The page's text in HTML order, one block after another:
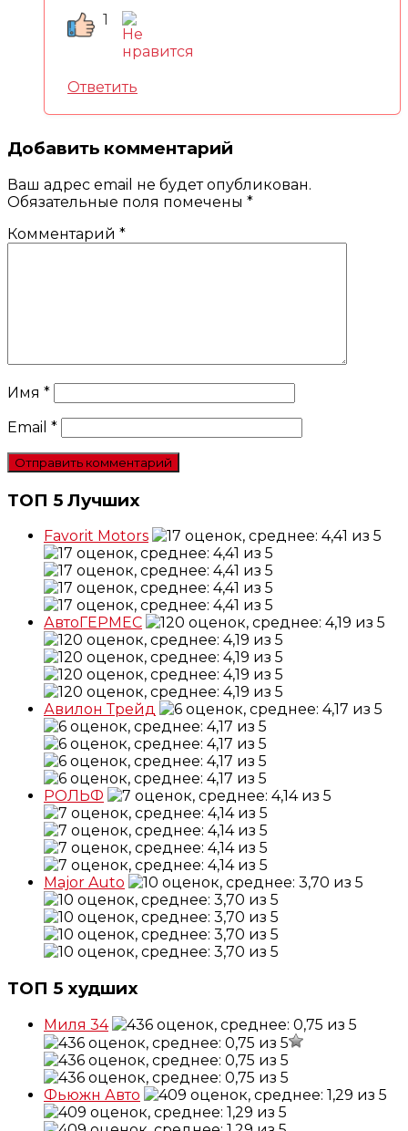
1
Ответить
Добавить комментарий
Ваш адрес email не будет опубликован.
Обязательные поля помечены *
Комментарий *
Имя *
Email *
ТОП 5 Лучших
Favorit Motors
АвтоГЕРМЕС
Авилон Трейд
РОЛЬФ
Major Auto
ТОП 5 худших
Миля 34
Фьюжн Авто